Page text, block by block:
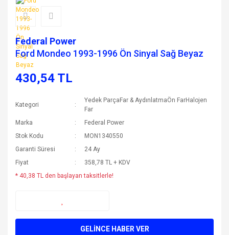
Federal Power
Ford Mondeo 1993-1996 Ön Sinyal Sağ Beyaz
430,54 TL
Kategori
Yedek ParçaFar & AydınlatmaÖn FarHalojen
Far
Marka
Federal Power
Stok Kodu
MON1340550
Garanti Süresi
24 Ay
Fiyat
358,78 TL + KDV
* 40,38 TL den başlayan taksitlerle!
GELİNCE HABER VER